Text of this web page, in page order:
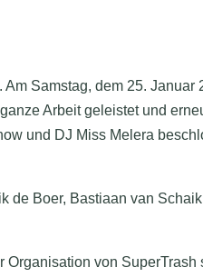
Samstag, dem 25. Januar
Arbeit geleistet und
und DJ Miss Melera
Boer, Bastiaan van
von